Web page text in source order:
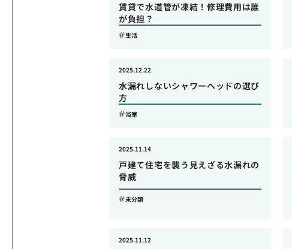
賃貸で水道管が凍結！修理費用は誰
が負担？
生活
水漏れしないシャワーヘッドの選び
方
2025.12.22
浴室
戸建て住宅を襲う見えざる水漏れの
脅威
2025.11.14
未分類
2025.11.12